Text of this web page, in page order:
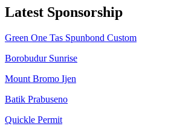
Latest Sponsorship
Green One Tas Spunbond Custom
Borobudur Sunrise
Mount Bromo Ijen
Batik Prabuseno
Quickle Permit